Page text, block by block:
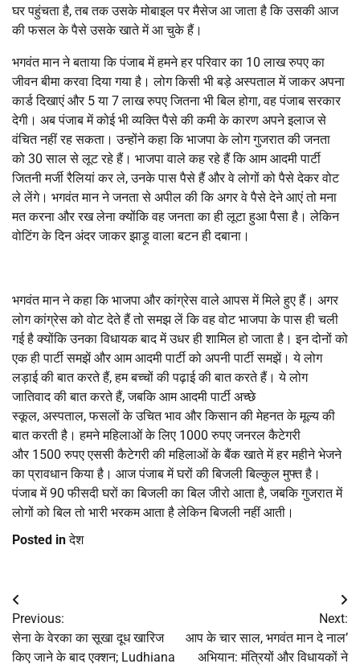
घर पहुंचता है, तब तक उसके मोबाइल पर मैसेज आ जाता है कि उसकी आज
की फसल के पैसे उसके खाते में आ चुके हैं।
भगवंत मान ने बताया कि पंजाब में हमने हर परिवार का 10 लाख रुपए का
जीवन बीमा करवा दिया गया है। लोग किसी भी बड़े अस्पताल में जाकर अपना
कार्ड दिखाएं और 5 या 7 लाख रुपए जितना भी बिल होगा, वह पंजाब सरकार
देगी। अब पंजाब में कोई भी व्यक्ति पैसे की कमी के कारण अपने इलाज से
वंचित नहीं रह सकता। उन्होंने कहा कि भाजपा के लोग गुजरात की जनता
को 30 साल से लूट रहे हैं। भाजपा वाले कह रहे हैं कि आम आदमी पार्टी
जितनी मर्जी रैलियां कर ले, उनके पास पैसे हैं और वे लोगों को पैसे देकर वोट
ले लेंगे। भगवंत मान ने जनता से अपील की कि अगर वे पैसे देने आएं तो मना
मत करना और रख लेना क्योंकि वह जनता का ही लूटा हुआ पैसा है। लेकिन
वोटिंग के दिन अंदर जाकर झाड़ू वाला बटन ही दबाना।
भगवंत मान ने कहा कि भाजपा और कांग्रेस वाले आपस में मिले हुए हैं। अगर
लोग कांग्रेस को वोट देते हैं तो समझ लें कि वह वोट भाजपा के पास ही चली
गई है क्योंकि उनका विधायक बाद में उधर ही शामिल हो जाता है। इन दोनों को
एक ही पार्टी समझें और आम आदमी पार्टी को अपनी पार्टी समझें। ये लोग
लड़ाई की बात करते हैं, हम बच्चों की पढ़ाई की बात करते हैं। ये लोग
जातिवाद की बात करते हैं, जबकि आम आदमी पार्टी अच्छे
स्कूल, अस्पताल, फसलों के उचित भाव और किसान की मेहनत के मूल्य की
बात करती है। हमने महिलाओं के लिए 1000 रुपए जनरल कैटेगरी
और 1500 रुपए एससी कैटेगरी की महिलाओं के बैंक खाते में हर महीने भेजने
का प्रावधान किया है। आज पंजाब में घरों की बिजली बिल्कुल मुफ्त है।
पंजाब में 90 फीसदी घरों का बिजली का बिल जीरो आता है, जबकि गुजरात में
लोगों को बिल तो भारी भरकम आता है लेकिन बिजली नहीं आती।
Posted inदेश
Post
navigation
Previous:
सेना के वेरका का सूखा दूध खारिज
किए जाने के बाद एक्शन; Ludhiana
Next:
आप के चार साल, भगवंत मान दे नाल’
अभियान: मंत्रियों और विधायकों ने